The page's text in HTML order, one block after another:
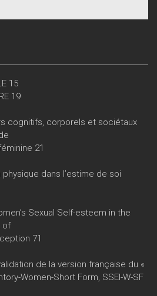
15
19
cognitifs, corporels et sociétaux
21
dans l’estime de soi
Sexual Self-esteem in the
of
71
de la version française du «
Women-Short Form, SSEI-W-SF